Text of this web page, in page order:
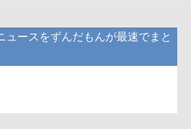
ュースをずんだもんが最速でまと